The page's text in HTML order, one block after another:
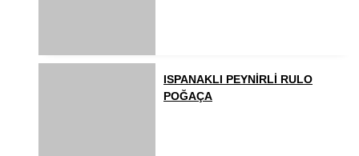
ISPANAKLI PEYNİRLİ RULO
POĞAÇA